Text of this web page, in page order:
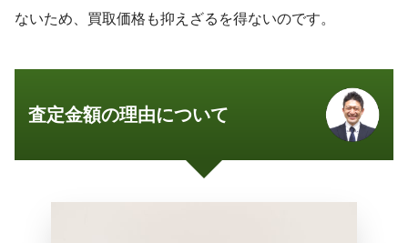
ないため、買取価格も抑えざるを得ないのです。
査定金額の理由について